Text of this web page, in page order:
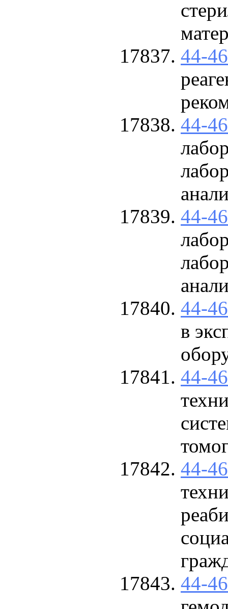
44-
44-
44-
44-
в
44-
44-
44-